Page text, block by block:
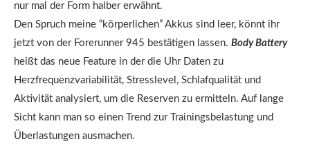
nur mal der Form halber erwähnt.
Den Spruch meine “körperlichen” Akkus sind leer, könnt ihr
jetzt von der Forerunner 945 bestätigen lassen. Body Battery
heißt das neue Feature in der die Uhr Daten zu
Herzfrequenzvariabilität, Stresslevel, Schlafqualität und
Aktivität analysiert, um die Reserven zu ermitteln. Auf lange
Sicht kann man so einen Trend zur Trainingsbelastung und
Überlastungen ausmachen.